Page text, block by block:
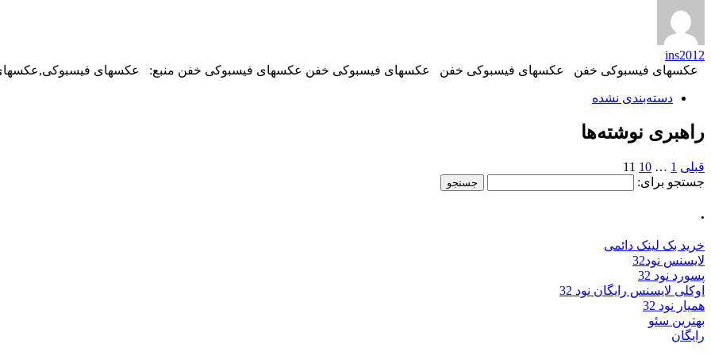
ins2012
عکسهای فیسبوکی خفن عکسهای فیسبوکی خفن عکسهای فیسبوکی خفن عکسهای فیسبوکی خفن منبع: عکسهای
دسته‌بندی نشده
راهبری نوشته‌ها
قبلی 1
…
10
11
جستجو برای:
.
خرید بک لینک دائمی
لایسنس نود32
پسورد نود 32
اوکلی لایسنس رایگان نود 32
همیار نود 32
بهترین سئو
رایگان